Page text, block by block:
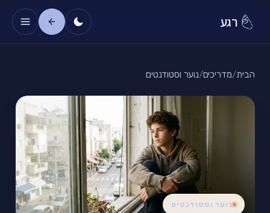
רגע
הבית/מדריכים/נוער וסטודנטים
נוער וסטודנטים